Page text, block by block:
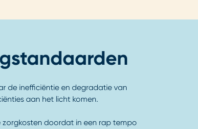
de inefficiëntie en degradatie van
aan het licht komen.
doordat in een rap tempo